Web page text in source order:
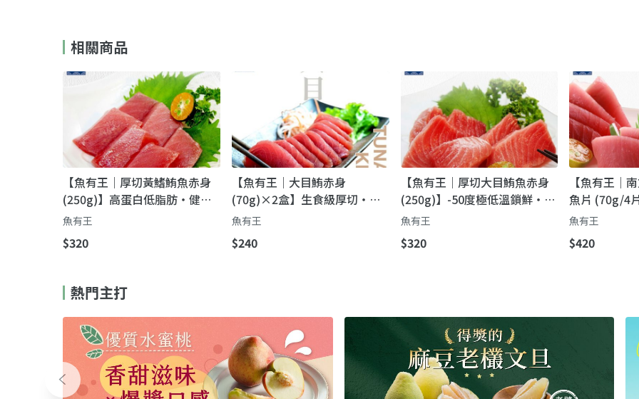
相關商品
【魚有王｜厚切黃鰭鮪魚赤身
(250g)】高蛋白低脂肪・健身
生食首選
魚有王
$320
【魚有王｜大目鮪赤身
(70g)×2盒】生食級厚切・日
本料理店級紮實肉質
魚有王
$240
【魚有王｜厚切大目鮪魚赤身
(250g)】-50度極低溫鎖鮮・生
食級認證
魚有王
$320
【魚有王｜
魚片 (70g/4
彈・-50度C
魚有王
$420
熱門主打